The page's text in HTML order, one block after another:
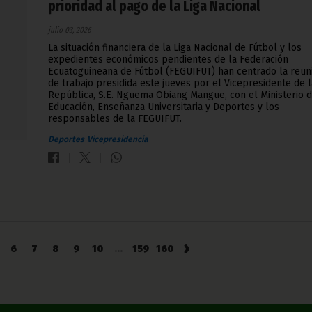
prioridad al pago de la Liga Nacional
julio 03, 2026
La situación financiera de la Liga Nacional de Fútbol y los
expedientes económicos pendientes de la Federación
Ecuatoguineana de Fútbol (FEGUIFUT) han centrado la
de trabajo presidida este jueves por el Vicepresidente de
República, S.E. Nguema Obiang Mangue, con el Ministerio
Educación, Enseñanza Universitaria y Deportes y los
responsables de la FEGUIFUT.
Deportes Vicepresidencia
6 7 8 9 10 159 160 ›